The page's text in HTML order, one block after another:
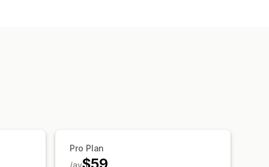
Pro Plan
/ay